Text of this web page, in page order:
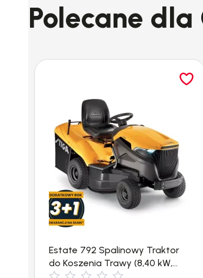
Uruchomienie nożyc jest
sterowania. Dodatkowa dźwignia
prawo-, jak i leworęczne.
Wygodny
Dzielony uchwyt nożyc Stihl HLA
przechowywania. Dzięki
przechowywania. Do rozłożenia
naścienny, który ułatwia jego
Uchwyt
między krzewami lub w parkach.
Polecane dla
Estate 792 Spalinowy Traktor
do Koszenia Trawy (8,40 kW,